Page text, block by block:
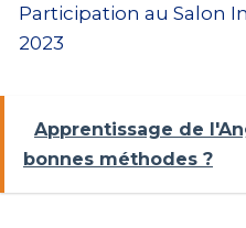
Participation au Salon
2023
Apprentissage de
bonnes méthodes ?